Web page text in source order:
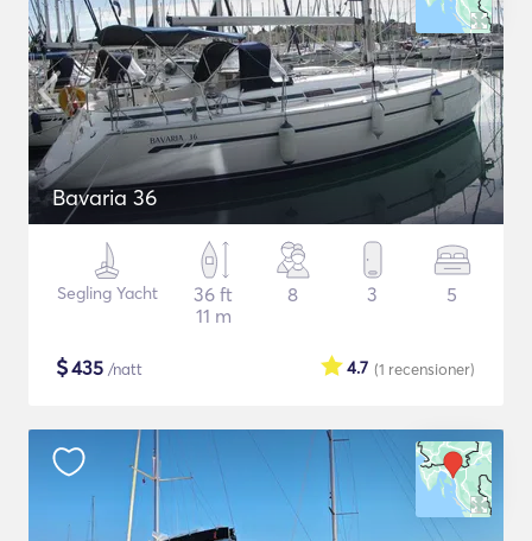
Bavaria 36
Segling Yacht
36 ft
11 m
8 3 5
$435 /natt (1 recensioner)
4.7